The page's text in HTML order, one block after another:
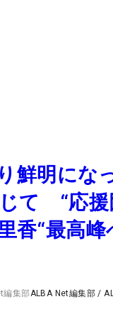
鮮明にな
て “応援
香“最高峰
編集部ALBA Net編集部 /